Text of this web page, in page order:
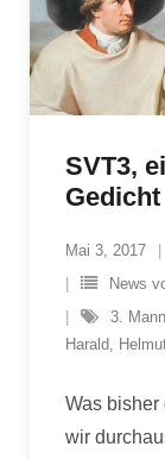
SVT3,
Gedicht
Mai 3, 2017
News
3.
Harald,
Was
wir